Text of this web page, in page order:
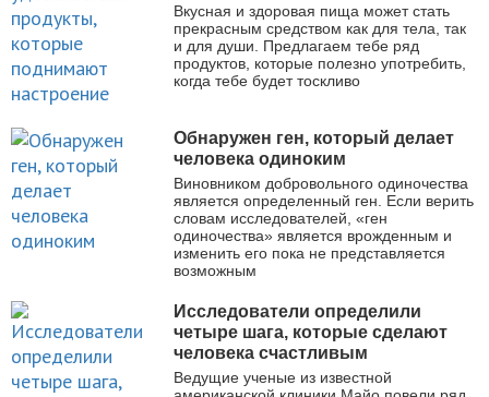
Вкусная и здоровая пища может стать
прекрасным средством как для тела, так
и для души. Предлагаем тебе ряд
продуктов, которые полезно употребить,
когда тебе будет тоскливо
Обнаружен ген, который делает
человека одиноким
Виновником добровольного одиночества
является определенный ген. Если верить
словам исследователей, «ген
одиночества» является врожденным и
изменить его пока не представляется
возможным
Исследователи определили
четыре шага, которые сделают
человека счастливым
Ведущие ученые из известной